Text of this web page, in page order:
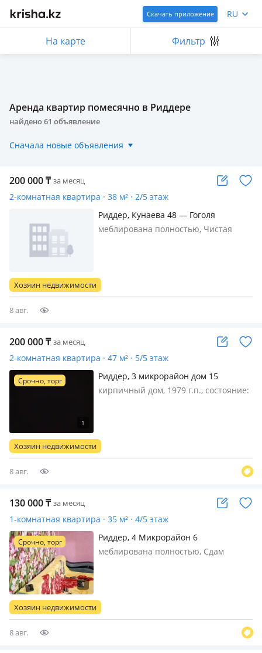
Скачать приложение RU
На карте Фильтр
Аренда квартир помесячно в Риддере
найдено61 объявление
Сначала новые объявления
200 000₸ за месяц
2-комнатная квартира · 38 м² · 2/5 этаж
Риддер, Кунаева 48 — Гоголя
меблирована полностью, Чистая
и влажная уборка включены 1раз в
неделю, командировочным
Хозяин недвижимости
8 авг.
200 000₸ за месяц
2-комнатная квартира · 47 м² · 5/5 этаж
Срочно, торг
Риддер, 3 микрорайон дом 15
кирпичный дом, 1979 г.п., состояние:
интернет проводной, меблирована
полностью, Срочно сдам…
Хозяин недвижимости
8 авг.
130 000₸ за месяц
1-комнатная квартира · 35 м² · 4/5 этаж
Срочно, торг
Риддер, 4 Микрорайон 6
меблирована полностью, Сдам
руководству все вопросы по
телефону делаю документы спальных
Хозяин недвижимости
8 авг.